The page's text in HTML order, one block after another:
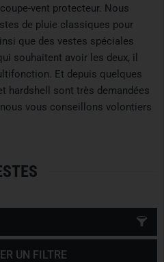
vent protecteur. Nous
de pluie classiques pour
que des vestes spéciales
souhaitent avoir les deux, il
Et depuis quelques
hardshell sont très demandées
vous conseillons volontiers
UN FILTRE